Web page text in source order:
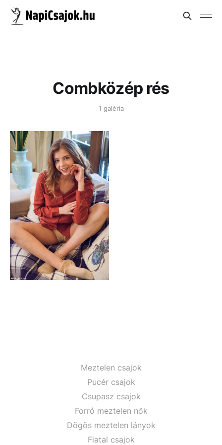
Combközép rés
1 galéria
Meztelen csajok
Pucér csajok
Csupasz csajok
Forró meztelen nők
Dögös meztelen lányok
Fiatal csajok